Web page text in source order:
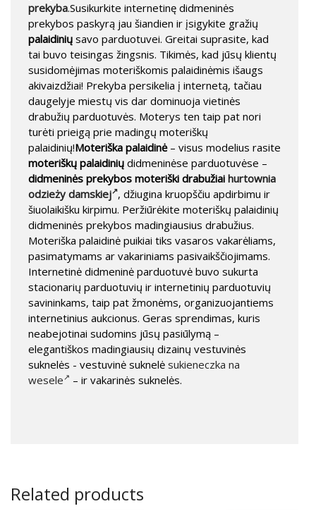
prekyba.Susikurkite internetinę didmeninės
prekybos paskyrą jau šiandien ir įsigykite gražių
palaidinių savo parduotuvei. Greitai suprasite, kad
tai buvo teisingas žingsnis. Tikimės, kad jūsų klientų
susidomėjimas moteriškomis palaidinėmis išaugs
akivaizdžiai! Prekyba persikelia į internetą, tačiau
daugelyje miestų vis dar dominuoja vietinės
drabužių parduotuvės. Moterys ten taip pat nori
turėti prieigą prie madingų moteriškų
palaidinių!Moteriška palaidinė– visus modelius rasite
moteriškų palaidinių didmeninėse parduotuvėse –
didmeninės prekybos moteriški drabužiai hurtownia
odzieży damskiej , džiugina kruopščiu apdirbimu ir
šiuolaikišku kirpimu. Peržiūrėkite moteriškų palaidinių
didmeninės prekybos madingiausius drabužius.
Moteriška palaidinė puikiai tiks vasaros vakarėliams,
pasimatymams ar vakariniams pasivaikščiojimams.
Internetinė didmeninė parduotuvė buvo sukurta
stacionarių parduotuvių ir internetinių parduotuvių
savininkams, taip pat žmonėms, organizuojantiems
internetinius aukcionus. Geras sprendimas, kuris
neabejotinai sudomins jūsų pasiūlymą –
elegantiškos madingiausių dizainų vestuvinės
suknelės - vestuvinė suknelė sukieneczka na
wesele
– ir vakarinės suknelės.
Related products